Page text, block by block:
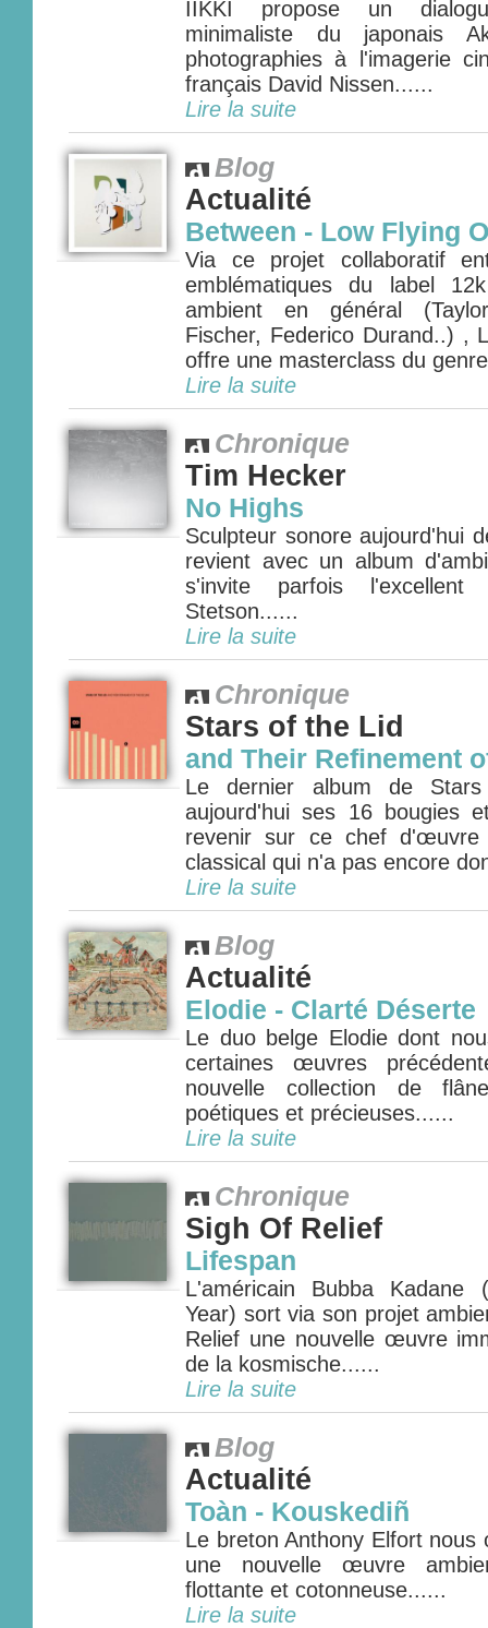
IIKKI propose un
minimaliste du japonais
photographies à l'imagerie
français David Nissen......
Lire la suite
Blog
Actualité
Between - Low Flying
Via ce projet collaboratif
emblématiques du label
ambient en général
Fischer, Federico Durand..) ,
offre une masterclass du
Lire la suite
Chronique
Tim Hecker
No Highs
Sculpteur sonore aujourd'hui
revient avec un album
s'invite parfois l'excellent
Stetson......
Lire la suite
Chronique
Stars of the Lid
and Their Refinement
Le dernier album de
aujourd'hui ses 16 bougies
revenir sur ce chef d'œuvre
classical qui n'a pas encore
Lire la suite
Blog
Actualité
Elodie - Clarté Déserte
Le duo belge Elodie dont
certaines œuvres
nouvelle collection de
poétiques et précieuses......
Lire la suite
Chronique
Sigh Of Relief
Lifespan
L'américain Bubba Kadane
Year) sort via son projet
Relief une nouvelle œuvre
de la kosmische......
Lire la suite
Blog
Actualité
Toàn - Kouskediñ
Le breton Anthony Elfort nous
une nouvelle œuvre
flottante et cotonneuse......
Lire la suite